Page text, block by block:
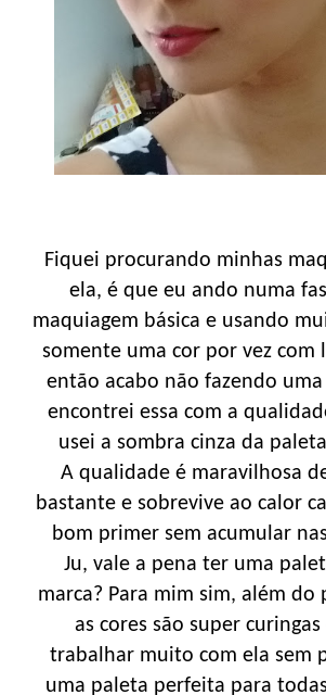
Fiquei procurando minhas
ela, é que eu ando numa
maquiagem básica e usando
somente uma cor por vez com
então acabo não fazendo
encontrei essa com a
usei a sombra cinza da
A qualidade é maravilhosa
bastante e sobrevive ao calor
bom primer sem acumular
Ju, vale a pena ter uma
marca? Para mim sim, além do
as cores são super
trabalhar muito com ela sem
uma paleta perfeita para